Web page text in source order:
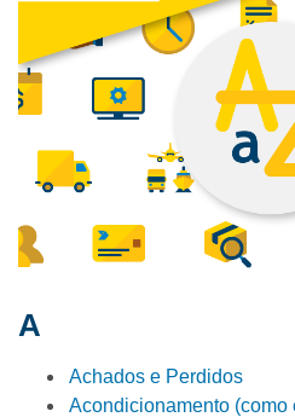
A
Achados e Perdidos
Acondicionamento (como